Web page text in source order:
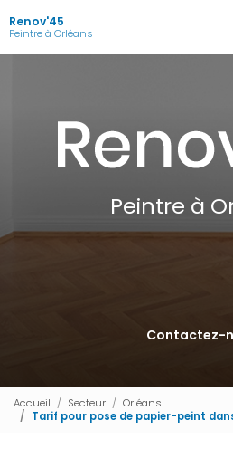
au
contenu
principal
Renov'45
Peintre à Orléans
Peintre à
Contactez-
Accueil Secteur
Orléans
Tarif pour pose de papier-peint